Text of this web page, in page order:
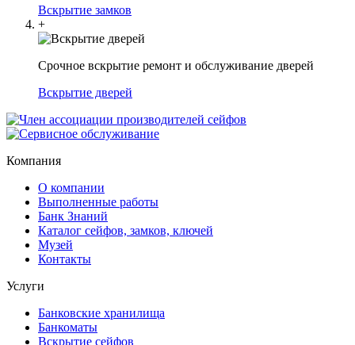
Вскрытие замков
+
Срочное вскрытие ремонт и обслуживание дверей
Вскрытие дверей
Компания
О компании
Выполненные работы
Банк Знаний
Каталог сейфов, замков, ключей
Музей
Контакты
Услуги
Банковские хранилища
Банкоматы
Вскрытие сейфов